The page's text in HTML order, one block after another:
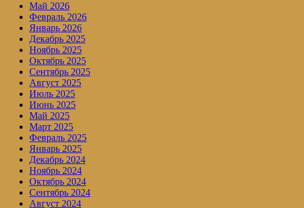
Май 2026
Февраль 2026
Январь 2026
Декабрь 2025
Ноябрь 2025
Октябрь 2025
Сентябрь 2025
Август 2025
Июль 2025
Июнь 2025
Май 2025
Март 2025
Февраль 2025
Январь 2025
Декабрь 2024
Ноябрь 2024
Октябрь 2024
Сентябрь 2024
Август 2024